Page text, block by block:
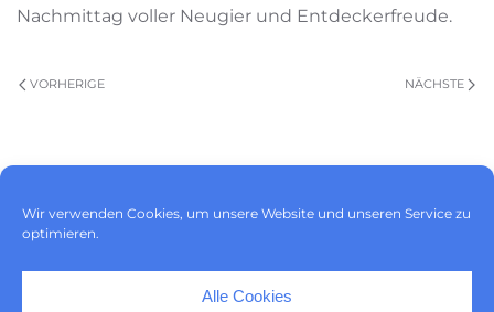
Wir verwenden Cookies, um unsere Website und unseren Service zu
optimieren.
Alle Cookies
Nachmittag voller Neugier und Entdeckerfreude.
VORHERIGE NÄCHSTE
Cookie-Richtlinie (EU)